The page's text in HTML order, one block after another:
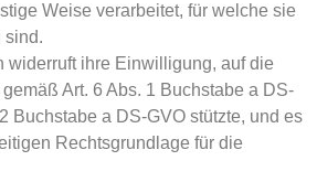
Weise verarbeitet, für welche sie
sind.
widerruft ihre Einwilligung, auf die
Art. 6 Abs. 1 Buchstabe a DS-
Buchstabe a DS-GVO stützte, und es
Rechtsgrundlage für die